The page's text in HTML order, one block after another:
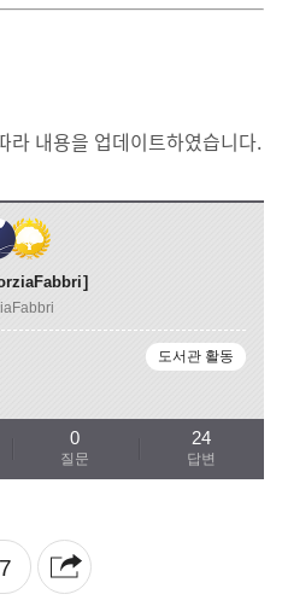
내용을 업데이트하였습니다.
도서관 활동
질문
0
답변
24